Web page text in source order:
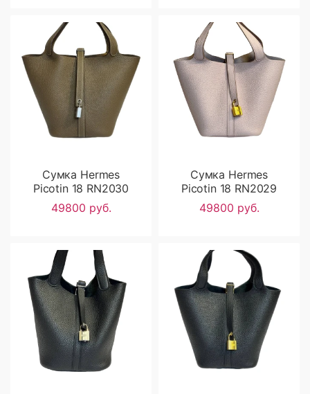
Сумка Hermes
Picotin 18 RN2030
49800 руб.
Сумка Hermes
Picotin 18 RN2029
49800 руб.